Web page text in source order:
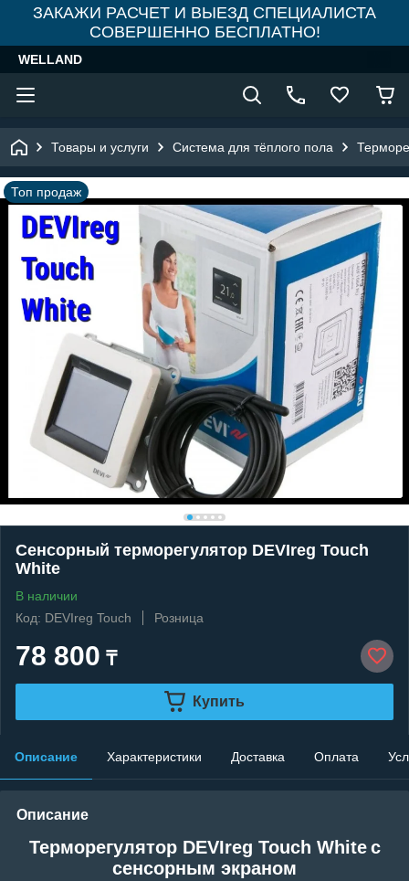
ЗАКАЖИ РАСЧЕТ И ВЫЕЗД СПЕЦИАЛИСТА
СОВЕРШЕННО БЕСПЛАТНО!
WELLAND
Товары и услуги Система для тёплого пола
Топ продаж
Сенсорный терморегулятор DEVIreg Touch
White
В наличии
Код: DEVIreg Touch
Розница
78 800 ₸
Купить
Описание Характеристики Доставка Оплата
Описание
Терморегулятор DEVIreg Touch White с
сенсорным экраном